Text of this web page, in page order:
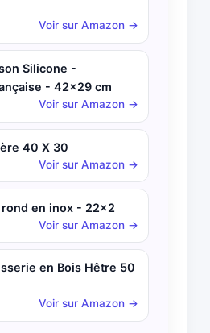
Voir sur Amazon →
Silicone -
- 42x29 cm
Voir sur Amazon →
40 X 30
Voir sur Amazon →
en inox - 22x2
Voir sur Amazon →
en Bois Hêtre 50
Voir sur Amazon →